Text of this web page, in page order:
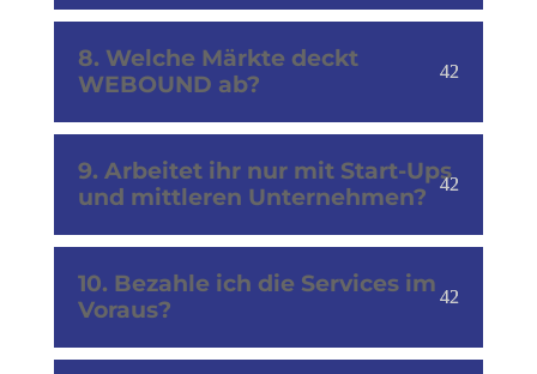
8. Welche Märkte deckt
WEBOUND ab?
9. Arbeitet ihr nur mit Start-Ups
und mittleren Unternehmen?
10. Bezahle ich die Services im
Voraus?